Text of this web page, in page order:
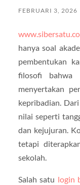
FEBRUARI 3, 2026
hanya soal
pembentukan
filosofi bahwa
menyertakan
kepribadian.
nilai seperti
dan kejujuran.
tetapi
sekolah.
Salah satu login